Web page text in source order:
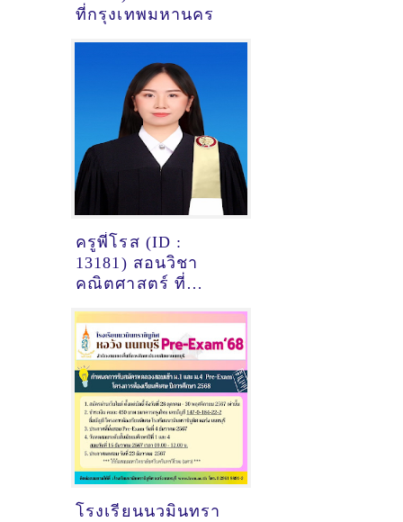
ที่กรุงเทพมหานคร
ครูพี่โรส (ID :
13181) สอนวิชา
คณิตศาสตร์ ที่
โรงเรียนนวมินทรา